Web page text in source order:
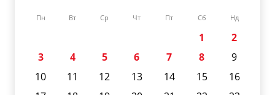
Пн Вт Ср Чт Пт Сб Нд
1
2
3
4 5 6 7 8
9
10
11 12 13 14 15
16